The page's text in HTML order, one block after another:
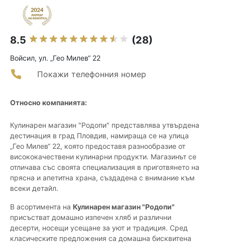
8.5 (28)
Войсил, ул. „Гео Милев“ 22
Покажи телефонния номер
Относно компанията:
Кулинарен магазин "Родопи" представлява утвърдена
дестинация в град Пловдив, намираща се на улица
„Гео Милев“ 22, която предоставя разнообразие от
висококачествени кулинарни продукти. Магазинът се
отличава със своята специализация в приготвянето на
прясна и апетитна храна, създадена с внимание към
всеки детайл.
В асортимента на Кулинарен магазин "Родопи"
присъстват домашно изпечен хляб и различни
десерти, носещи усещане за уют и традиция. Сред
класическите предложения са домашна бисквитена